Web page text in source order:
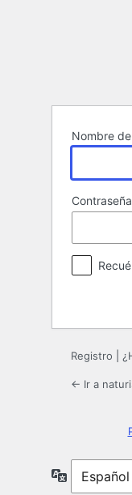
Nombre
Contraseña
Registro
← Ir a
Idioma